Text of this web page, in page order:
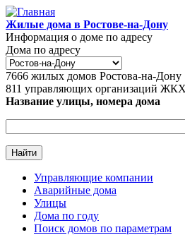
Перейти к основному содержанию
Жилые дома в Ростове-на-Дону
Информация о доме по адресу
Дома по адресу
7666 жилых домов Ростова-на-Дону
811 управляющих организаций ЖКХ
Название улицы, номера дома
Главное меню
Управляющие компании
Аварийные дома
Улицы
Дома по году
Поиск домов по параметрам